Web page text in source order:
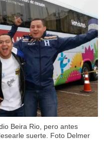
Beira Rio, pero antes
suerte. Foto Delmer